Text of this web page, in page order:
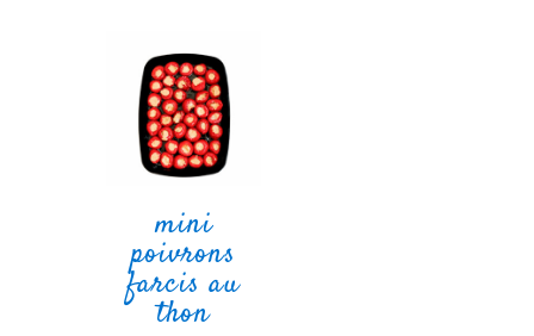
mini
poivrons
farcis au
thon